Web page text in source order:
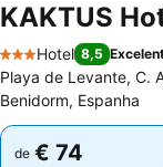
KAKTUS
3 Estrelas
Hotel 8,5
Playa de Levante, C.
Benidorm, Espanha
de € 74
de € 74